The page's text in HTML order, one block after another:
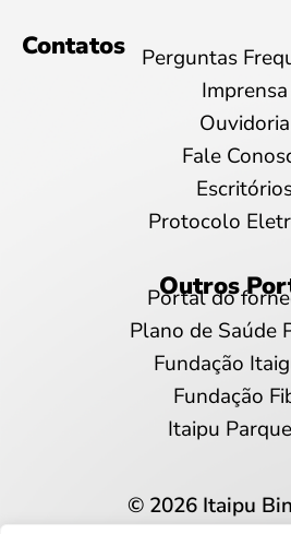
Contatos
Perguntas
Imprensa
Ouvidoria
Fale
Protocolo
Outros
Portal do
Plano de Saúde
Fundação
Fundação
Itaipu
© 2026 Itaipu